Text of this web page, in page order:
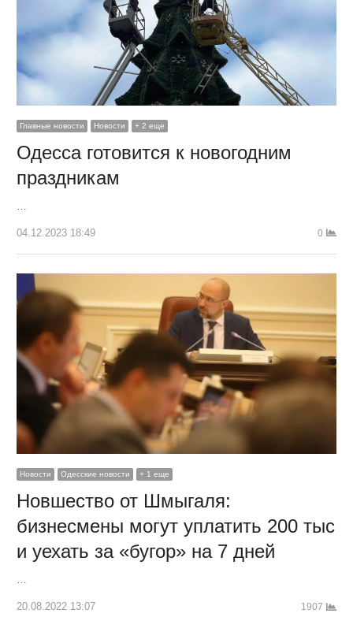
Главные новости Новости + 2 еще
Одесса готовится к новогодним
праздникам
04.12.2023 18:49 0
Новости Одесские новости + 1 еще
Новшество от Шмыгаля:
бизнесмены могут уплатить 200 тыс
и уехать за «бугор» на 7 дней
20.08.2022 13:07 1907